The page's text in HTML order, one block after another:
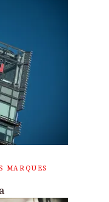
MARQUES